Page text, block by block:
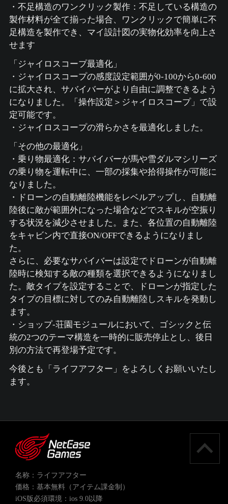
・不足構造のワンクリック製作：不足している構造の
製作材料が全て揃った場合、ワンクリックで簡単に不
足構造を製作でき、マイ設計図の実物化効率を向上さ
せます
「ジャイロスコープ最適化」
・ジャイロスコープの感度設定範囲が0-100から0-600
に拡大され、サバイバーがより自由に調整できるよう
になりました。「操作設定＞ジャイロスコープ」で設
定可能です。
・ジャイロスコープの滑らかさを最適化しました。
「その他の最適化」
・乗り物最適化：サバイバーが馬や雪ダルマシリーズ
の乗り物を運転中に、一部の採集や拾得操作が可能に
なりました。
・ドローンの自動離陸機能をレベルアップし、自動離
陸後に敵が範囲外になった場合などでスキルが空振り
する状況を減少させました。また、各位置の自動離陸
をキャビン内で直接ON/OFFできるようになりまし
た。
さらに、必要なサバイバーは設定でドローンが自動離
陸時に検知する敵の種類を選択できるようになりまし
た。敵タイプを設定することで、ドローンが指定した
タイプの目標に対してのみ自動離陸しスキルを発動し
ます。
・ショップ-荘園モジュールにおいて、ゴシックと伝
統の2つのテーマ構造を一時的に販売停止とし、後日
別の方法で再登場予定です。
今後とも「ライフアフター」をよろしくお願いいたし
ます。
名称：ライフアフター
価格：基本無料（アイテム課金制）
iOS版必須環境：ios 9.0以降